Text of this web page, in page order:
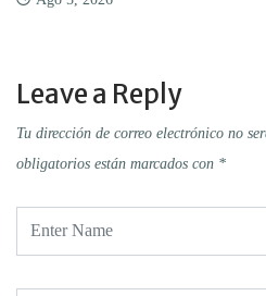
Leave a Reply
Tu dirección de correo electrónico no
obligatorios están marcados con *